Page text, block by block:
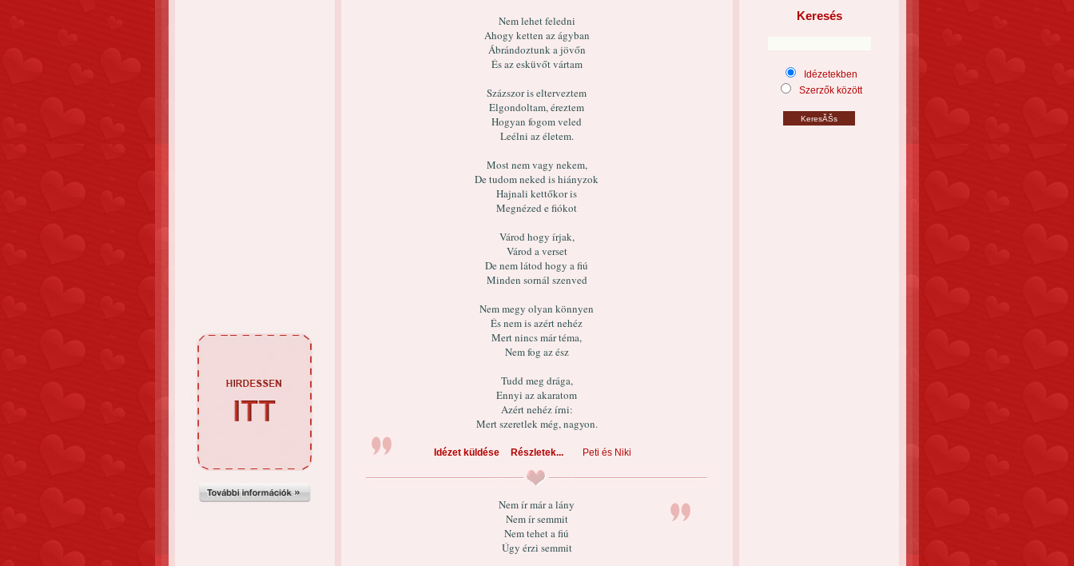
Nem lehet feledni
Ahogy ketten az ágyban
Ábrándoztunk a jövőn
És az esküvőt vártam
Százszor is elterveztem
Elgondoltam, éreztem
Hogyan fogom veled
Leélni az életem.
Most nem vagy nekem,
De tudom neked is hiányzok
Hajnali kettőkor is
Megnézed e fiókot
Várod hogy írjak,
Várod a verset
De nem látod hogy a fiú
Minden sornál szenved
Nem megy olyan könnyen
És nem is azért nehéz
Mert nincs már téma,
Nem fog az ész
Tudd meg drága,
Ennyi az akaratom
Azért nehéz írni:
Mert szeretlek még, nagyon.
Idézet küldése Részletek... Peti és Niki
Nem ír már a lány
Nem ír semmit
Nem tehet a fiú
Úgy érzi semmit
Keresés
Idézetekben
Szerzők között